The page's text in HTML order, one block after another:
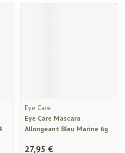
Eye Care
Eye Care Mascara
Allongeant Bleu Marine 6g
27,95 €